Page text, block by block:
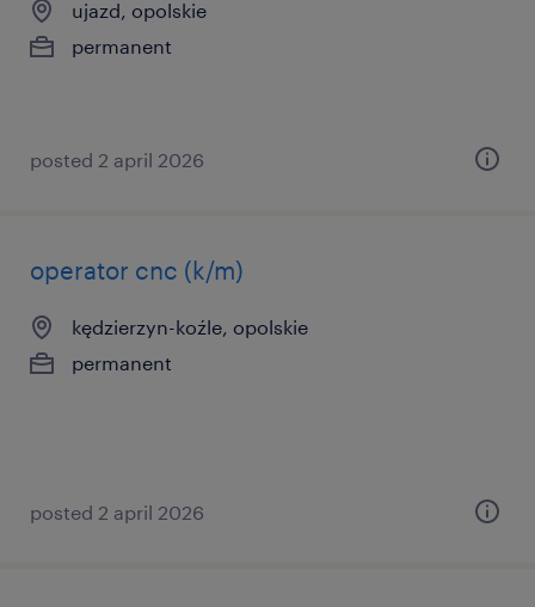
ujazd, opolskie
permanent
posted 2 april 2026
operator cnc (k/m)
kędzierzyn-koźle, opolskie
permanent
posted 2 april 2026